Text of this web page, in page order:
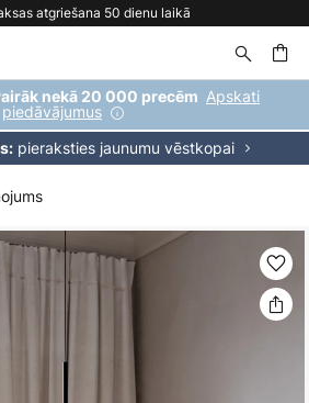
atgriešana 50 dienu laikā
nekā 20 000 precēm Apskati
piedāvājumus
pieraksties jaunumu vēstkopai